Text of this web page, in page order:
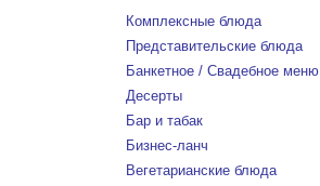
Комплексные блюда
Представительские блюда
Банкетное / Свадебное меню
Десерты
Бар и табак
Бизнес-ланч
Вегетарианские блюда